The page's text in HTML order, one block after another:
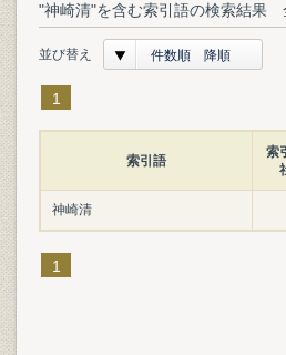
"神崎清"を含む索引語の検索結
並び替え 件数順 降順
1
索引語
索
神崎清
1